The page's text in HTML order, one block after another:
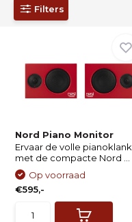
Filters
Nord Piano Monitor
Ervaar de volle pianoklank
met de compacte Nord ...
Op voorraad
€595,-